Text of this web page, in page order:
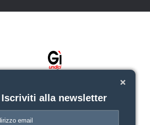
Iscriviti alla newsletter